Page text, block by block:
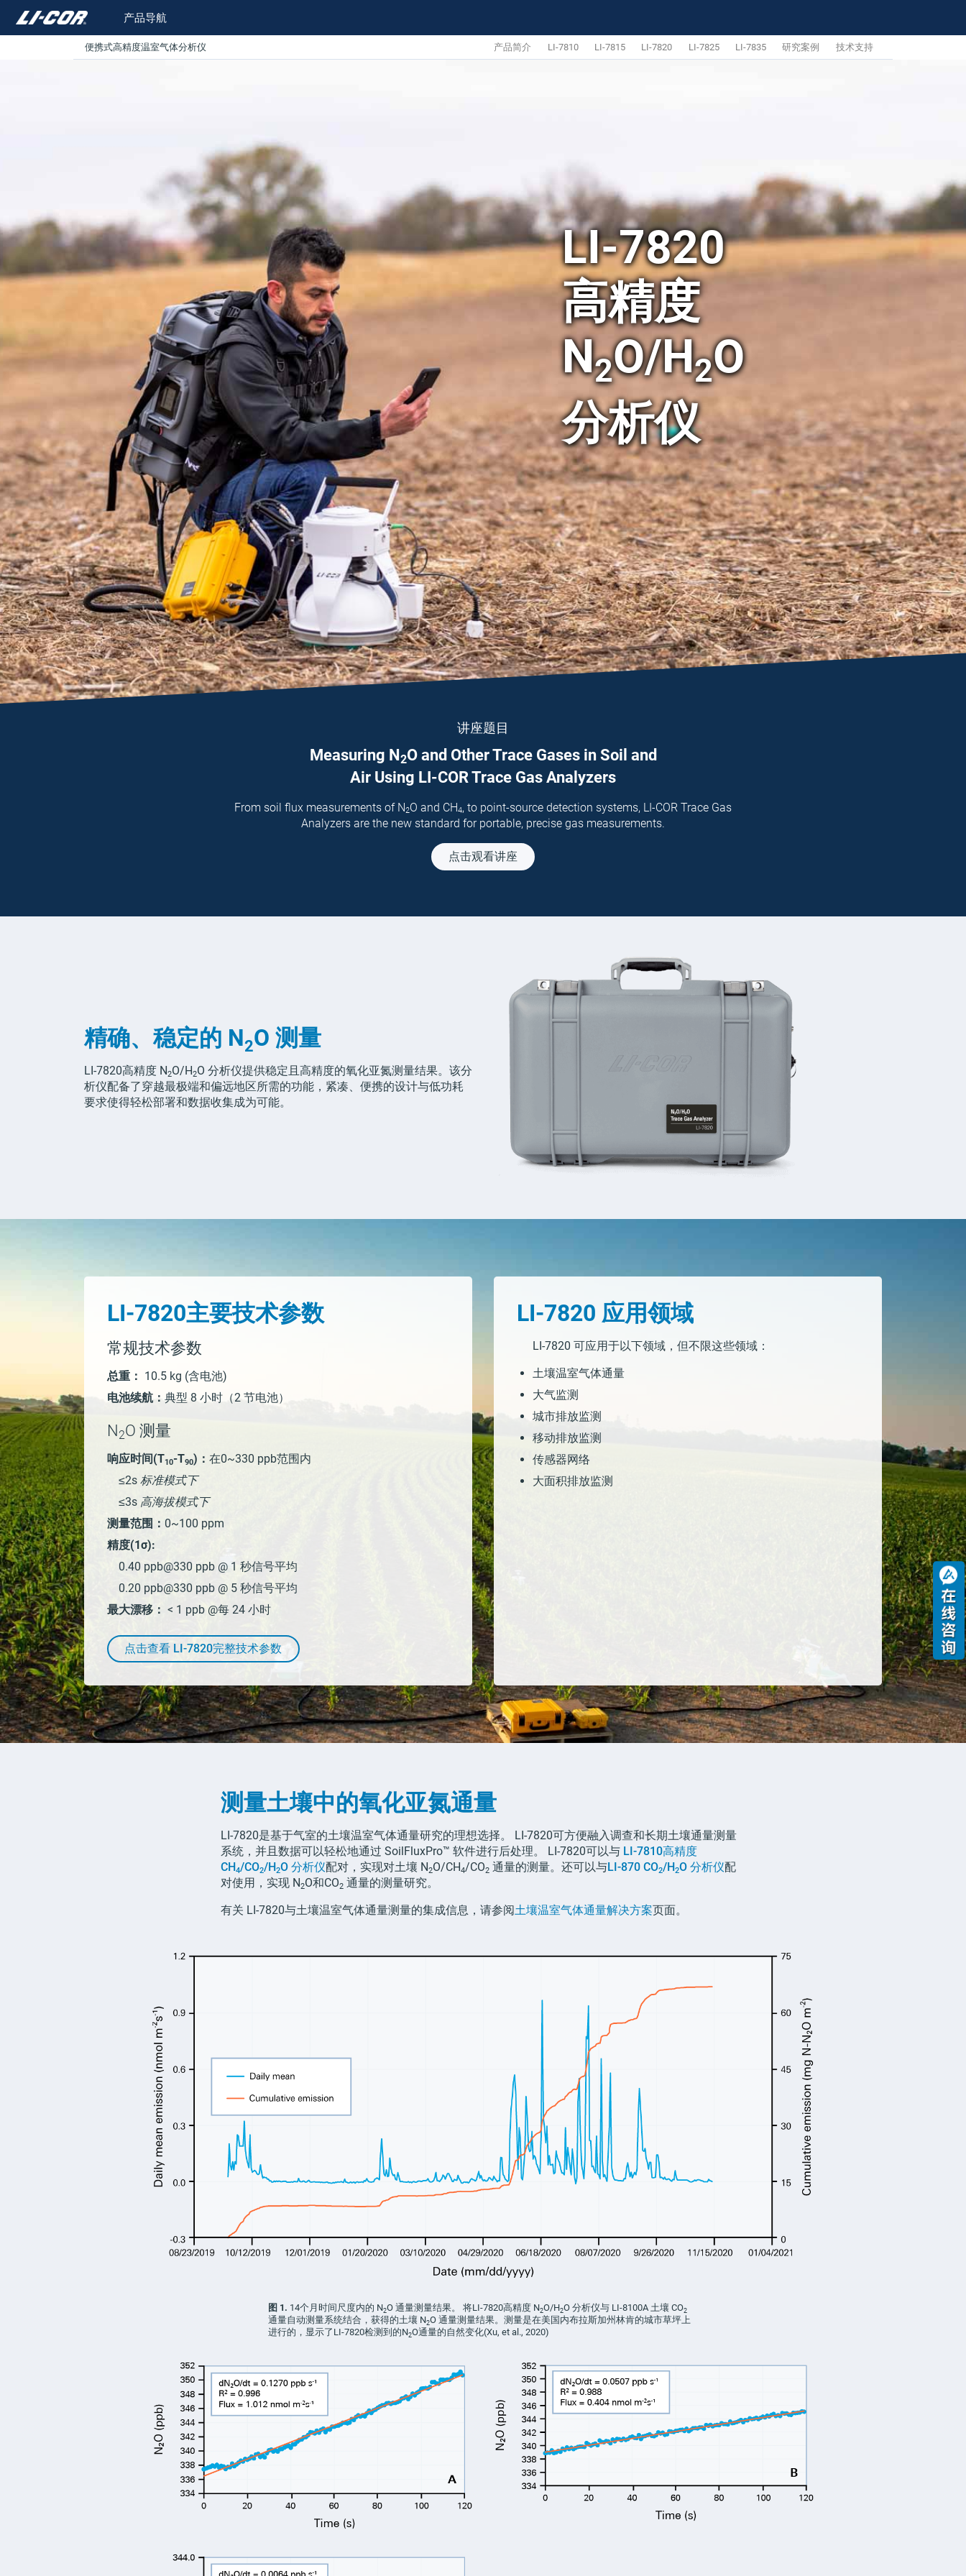
产品导航
便携式高精度温室气体分析仪 产品简介 LI-7810 LI-7815 LI-7820 LI-7825 LI-7835 研究案例 技术支持
LI-7820
高精度
N2O/H2O
分析仪
讲座题目
Measuring N2Oand Other Trace Gases in Soil and
Air Using LI-CORTrace Gas Analyzers
From soil flux measurements of N2O and CH4, to point-source detection systems, LI-COR Trace Gas
Analyzers are the new standard for portable, precise gas measurements.
点击观看讲座
精确、稳定的 N2O 测量
LI-7820高精度 N2O/H2O 分析仪提供稳定且高精度的氧化亚氮测量结果。该分
析仪配备了穿越最极端和偏远地区所需的功能，紧凑、便携的设计与低功耗
要求使得轻松部署和数据收集成为可能。
LI-7820主要技术参数
常规技术参数
总重： 10.5 kg (含电池)
电池续航： 典型 8 小时（2 节电池）
N2O 测量
响应时间(T10-T90)： 在0~330 ppb范围内
≤2s 标准模式下
≤3s 高海拔模式下
测量范围： 0~100 ppm
精度(1σ):
0.40 ppb@330 ppb @ 1 秒信号平均
0.20 ppb@330 ppb @ 5 秒信号平均
最大漂移： < 1 ppb @每 24 小时
点击查看 LI-7820完整技术参数
LI-7820 应用领域
LI-7820 可应用于以下领域，但不限这些领域：
土壤温室气体通量
大气监测
城市排放监测
移动排放监测
传感器网络
大面积排放监测
测量土壤中的氧化亚氮通量
LI-7820是基于气室的土壤温室气体通量研究的理想选择。 LI-7820可方便融入调查和长期土壤通量测量
系统，并且数据可以轻松地通过 SoilFluxPro™ 软件进行后处理。 LI-7820可以与 LI-7810高精度
CH4/CO2/H2O 分析仪配对，实现对土壤 N2O/CH4/CO2 通量的测量。还可以与LI-870 CO2/H2O 分析仪配
对使用，实现 N2O和CO2 通量的测量研究。
有关 LI-7820与土壤温室气体通量测量的集成信息，请参阅土壤温室气体通量解决方案页面。
图 1. 14个月时间尺度内的 N2O 通量测量结果。 将LI-7820高精度 N2O/H2O 分析仪与 LI-8100A 土壤 CO2
通量自动测量系统结合，获得的土壤 N2O 通量测量结果。测量是在美国内布拉斯加州林肯的城市草坪上
进行的，显示了LI-7820检测到的N2O通量的自然变化(Xu, et al., 2020)